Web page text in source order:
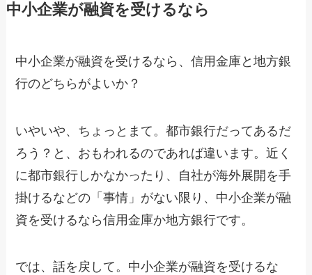
中小企業が融資を受けるなら
中小企業が融資を受けるなら、信用金庫と地方銀
行のどちらがよいか？
いやいや、ちょっとまて。都市銀行だってあるだ
ろう？と、おもわれるのであれば違います。近く
に都市銀行しかなかったり、自社が海外展開を手
掛けるなどの「事情」がない限り、中小企業が融
資を受けるなら信用金庫か地方銀行です。
では、話を戻して。中小企業が融資を受けるな